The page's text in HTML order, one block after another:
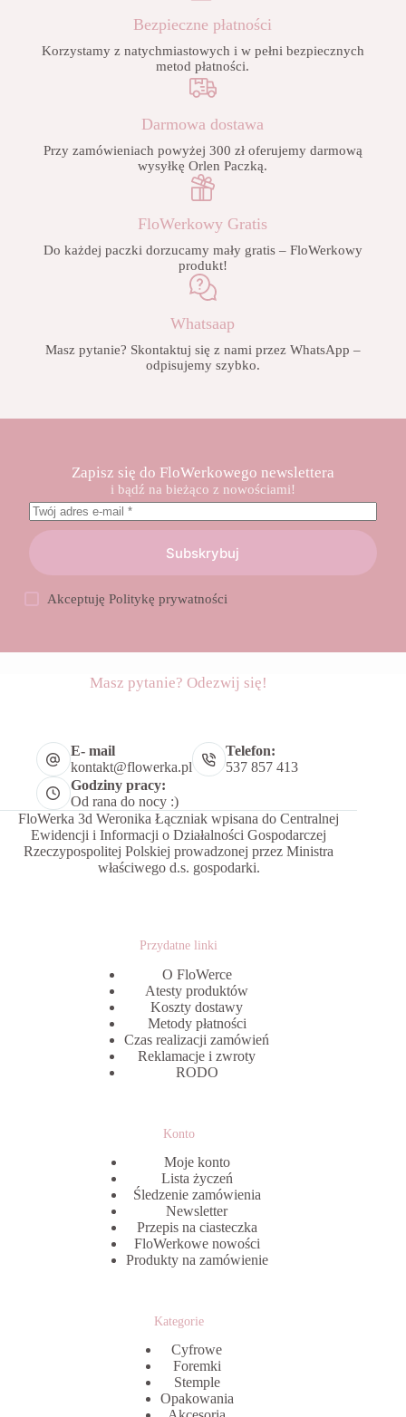
Bezpieczne płatności
Korzystamy z natychmiastowych i w pełni bezpiecznych
metod płatności.
Darmowa dostawa
Przy zamówieniach powyżej 300 zł oferujemy darmową
wysyłkę Orlen Paczką.
FloWerkowy Gratis
Do każdej paczki dorzucamy mały gratis – FloWerkowy
produkt!
Whatsaap
Masz pytanie? Skontaktuj się z nami przez WhatsApp –
odpisujemy szybko.
Zapisz się do FloWerkowego newslettera
i bądź na bieżąco z nowościami!
Subskrybuj
AkceptujęPolitykę prywatności
Masz pytanie? Odezwij się!
E- mail
kontakt@flowerka.pl
Telefon:
537 857 413
Godziny pracy:
Od rana do nocy :)
FloWerka 3d Weronika Łączniak wpisana do Centralnej
Ewidencji i Informacji o Działalności Gospodarczej
Rzeczypospolitej Polskiej prowadzonej przez Ministra
właściwego d.s. gospodarki.
Przydatne linki
O FloWerce
Atesty produktów
Koszty dostawy
Metody płatności
Czas realizacji zamówień
Reklamacje i zwroty
RODO
Konto
Moje konto
Lista życzeń
Śledzenie zamówienia
Newsletter
Przepis na ciasteczka
FloWerkowe nowości
Produkty na zamówienie
Kategorie
Cyfrowe
Foremki
Stemple
Opakowania